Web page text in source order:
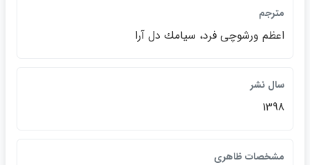
مترجم
اعظم ورشوچي فرد، سيامك دل آرا
سال نشر
1398
مشخصات ظاهري